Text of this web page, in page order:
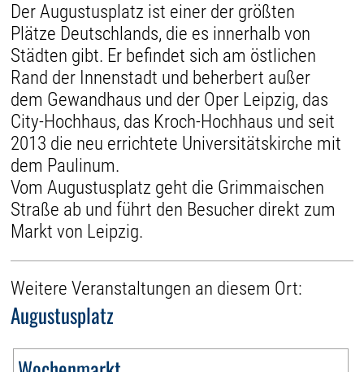
Der Augustusplatz ist einer der größten
Plätze Deutschlands, die es innerhalb von
Städten gibt. Er befindet sich am östlichen
Rand der Innenstadt und beherbert außer
dem Gewandhaus und der Oper Leipzig, das
City-Hochhaus, das Kroch-Hochhaus und seit
2013 die neu errichtete Universitätskirche mit
dem Paulinum.
Vom Augustusplatz geht die Grimmaischen
Straße ab und führt den Besucher direkt zum
Markt von Leipzig.
Weitere Veranstaltungen an diesem Ort:
Augustusplatz